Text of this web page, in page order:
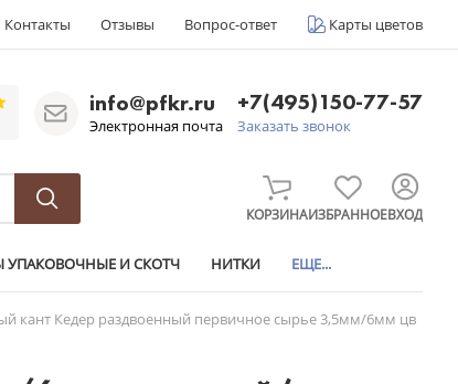
Контакты Отзывы Вопрос-ответ Карты цветов
info@pfkr.ru
Электронная почта
+7(495)150-77-57
Заказать звонок
КОРЗИНАИЗБРАННОЕВХОД
УПАКОВОЧНЫЕ И СКОТЧ НИТКИ ЕЩЕ...
кант Кедер раздвоенный первичное сырье 3,5мм/6мм цв